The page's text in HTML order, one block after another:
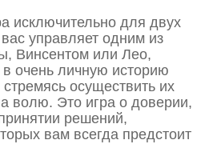
исключительно для двух
управляет одним из
Винсентом или Лео,
в очень личную историю
осуществить их
волю. Это игра о доверии,
решений,
вам всегда предстоит